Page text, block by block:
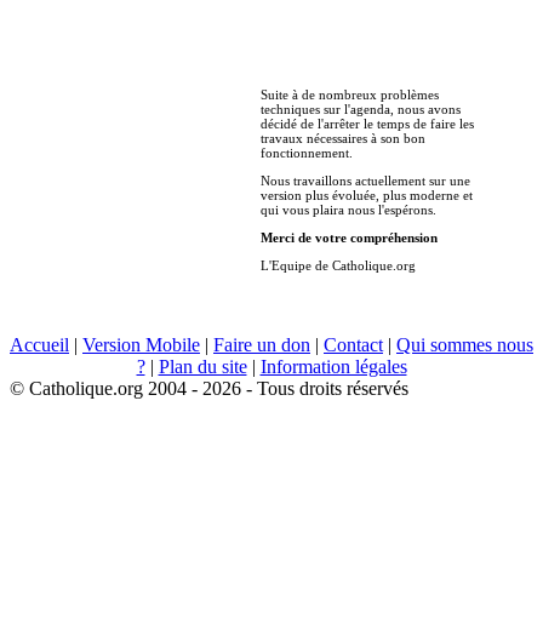
Suite à de nombreux problèmes
techniques sur l'agenda, nous avons
décidé de l'arrêter le temps de faire les
travaux nécessaires à son bon
fonctionnement.
Nous travaillons actuellement sur une
version plus évoluée, plus moderne et
qui vous plaira nous l'espérons.
Merci de votre compréhension
L'Equipe de Catholique.org
Accueil | Version Mobile | Faire un don | Contact | Qui sommes nous
?| Plan du site| Information légales
© Catholique.org 2004 - 2026 - Tous droits réservés